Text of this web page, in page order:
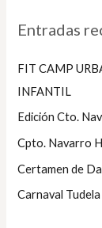
a
r
:
Entradas
FIT CAMP
INFANTIL
Edición Cto.
Cpto. Navarro
Certamen de
Carnaval